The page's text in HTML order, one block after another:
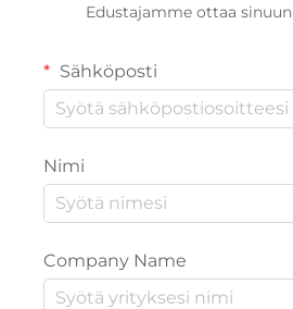
Edustajamme ottaa
Sähköposti
Nimi
Company Name